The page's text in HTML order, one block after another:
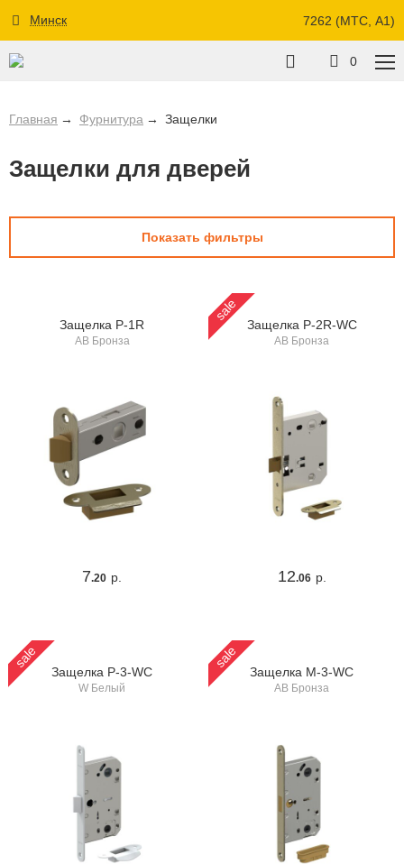
Минск 7262 (МТС, A1)
0
Главная Фурнитура Защелки
Защелки для дверей
Показать фильтры
Защелка P-1R
AB Бронза
7.20 р.
sale
Защелка P-2R-WC
AB Бронза
12.06 р.
sale
Защелка P-3-WC
W Белый
sale
Защелка M-3-WC
AB Бронза